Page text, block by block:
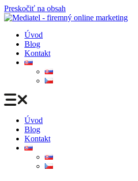
Preskočiť na obsah
Úvod
Blog
Kontakt
Úvod
Blog
Kontakt